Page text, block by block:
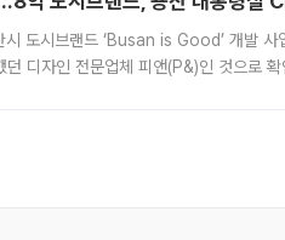
도시브랜드 ‘Busan is Good’ 개발 사
디자인 전문업체 피앤(P&)인 것으로